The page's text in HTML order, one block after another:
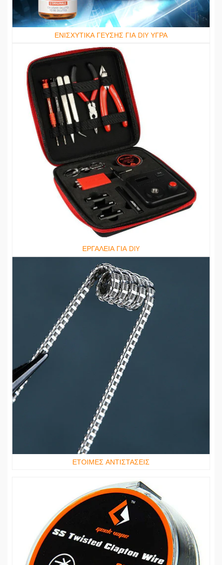
ΕΝΙΣΧΥΤΙΚΑ ΓΕΥΣΗΣ ΓΙΑ DIY ΥΓΡΑ
ΕΡΓΑΛΕΙΑ ΓΙΑ DIY
ΕΤΟΙΜΕΣ ΑΝΤΙΣΤΑΣΕΙΣ